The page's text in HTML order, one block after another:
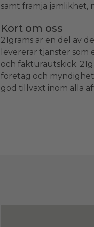
samt främja jämlikhet,
Kort om oss
21grams är en del av
levererar tjänster
och fakturautskick.
företag och
god tillväxt inom alla